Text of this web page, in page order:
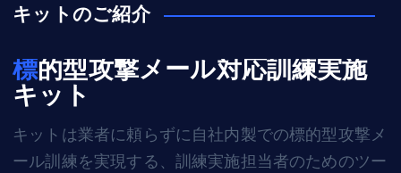
キットのご紹介
標的型攻撃メール対応訓練実施
キット
キットは業者に頼らずに自社内製での標的型攻撃メ
ール訓練を実現する、訓練実施担当者のためのツー